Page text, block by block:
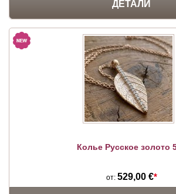
ДЕТАЛИ
Колье Русское золото
от: 529,00 €*